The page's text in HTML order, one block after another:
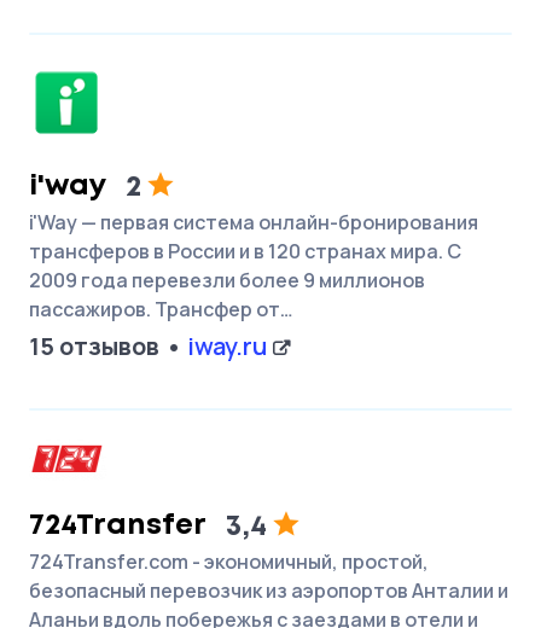
i'way 2
i'Way — первая система онлайн-бронирования
трансферов в России и в 120 странах мира. С
2009 года перевезли более 9 миллионов
пассажиров. Трансфер от…
15 отзывов iway.ru
724Transfer 3,4
724Transfer.com - экономичный, простой,
безопасный перевозчик из аэропортов Анталии и
Аланьи вдоль побережья с заездами в отели и